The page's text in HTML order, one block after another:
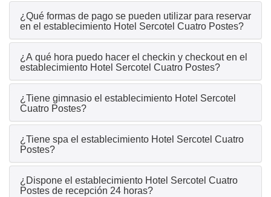
¿Qué formas de pago se pueden utilizar para reservar
en el establecimiento Hotel Sercotel Cuatro Postes?
¿A qué hora puedo hacer el checkin y checkout en el
establecimiento Hotel Sercotel Cuatro Postes?
¿Tiene gimnasio el establecimiento Hotel Sercotel
Cuatro Postes?
¿Tiene spa el establecimiento Hotel Sercotel Cuatro
Postes?
¿Dispone el establecimiento Hotel Sercotel Cuatro
Postes de recepción 24 horas?